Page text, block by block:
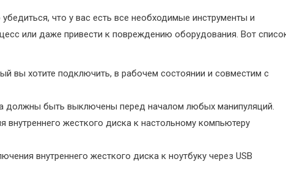
что у вас есть все необходимые инструменты и
или даже привести к повреждению оборудования. Вот
вы хотите подключить, в рабочем состоянии и совместим с
должны быть выключены перед началом любых манипуляций.
внутреннего жесткого диска к настольному компьютеру
внутреннего жесткого диска к ноутбуку через USB